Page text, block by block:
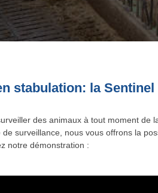
stabulation: la Sentinel
des animaux à tout moment de
surveillance, nous vous offrons la
notre démonstration :